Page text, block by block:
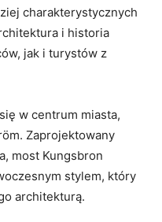
⁣charakterystycznych
i historia‌
jak i turystów z
w centrum ⁤miasta,⁢
⁢Zaprojektowany
most Kungsbron
stylem, który
architekturą.